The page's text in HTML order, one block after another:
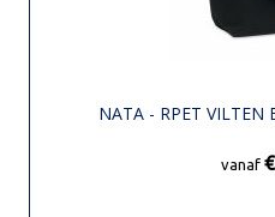
NATA - RPET VILTEN
vanaf